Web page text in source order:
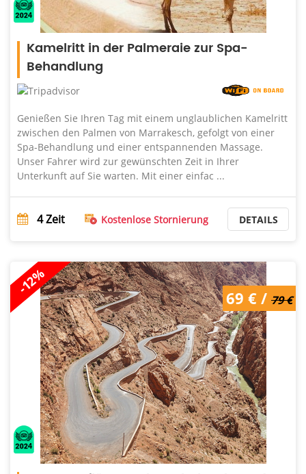
Kamelritt in der Palmeraie zur Spa-
Behandlung
Genießen Sie Ihren Tag mit einem unglaublichen Kamelritt
zwischen den Palmen von Marrakesch, gefolgt von einer
Spa-Behandlung und einer entspannenden Massage.
Unser Fahrer wird zur gewünschten Zeit in Ihrer
Unterkunft auf Sie warten. Mit einer einfac ...
4Zeit Kostenlose Stornierung DETAILS
-12%
69 € / 79 €